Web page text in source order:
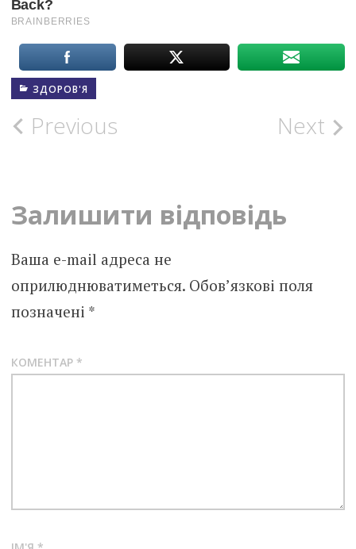
ЗДОРОВ'Я
Post
Previous Next
Залишити відповідь
Ваша e-mail адреса не
оприлюднюватиметься. Обов’язкові поля
позначені *
КОМЕНТАР *